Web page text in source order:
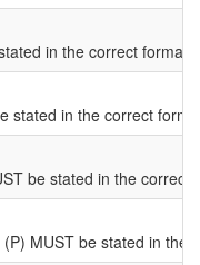
in the correct format
stated in the correct
be stated in the correct
MUST be stated in the